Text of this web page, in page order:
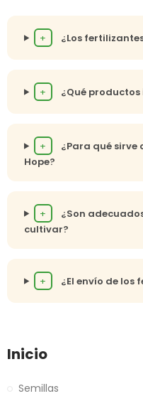
+ ¿Los
+ ¿Qué
+
¿Para qué sirve
Hope?
+
¿Son
cultivar?
+ ¿El envío de los
Inicio
Semillas